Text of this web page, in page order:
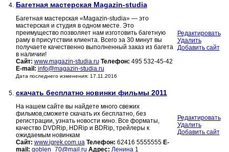
4. Багетная мастерская Magazin-studia
Багетная мастерская «Magazin-studia» — это
мастерская и студия в одном месте. Это
преимущество позволяет нам изготовить багетную
раму в присутствии клиента. Всего за 30 минут вы
получаете качественно выполненный заказ из багета
в наличии!
Сайт: www.magazin-studia.ru Телефон: 495 532-45-42
E-mail: info@magazin-studia.ru
Дата последнего изменения: 17.11.2016
Редактировать
Удалить
Добавить сайт
5. скачать бесплатно новинки фильмы 2011
На нашем сайте вы найдете много свежих
фильмов,сможете скачать их бесплатно, без
регистрации, узнать новости кино. Все форматы,
качество DVDRip, HDRip и BDRip, трейлеры к
ожидаемым новинкам
Сайт: www.igrek.com.ua Телефон: 62416 5555555 E-
mail: goblen_70@mail.ru Адрес: Ленина 1
Редактировать
Удалить
Добавить сайт